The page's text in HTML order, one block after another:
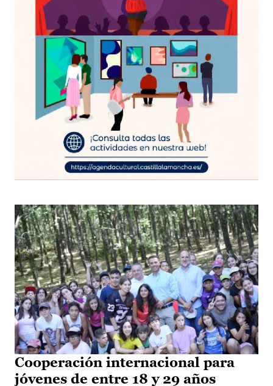
Cooperación internacional para
jóvenes de entre 18 y 29 años